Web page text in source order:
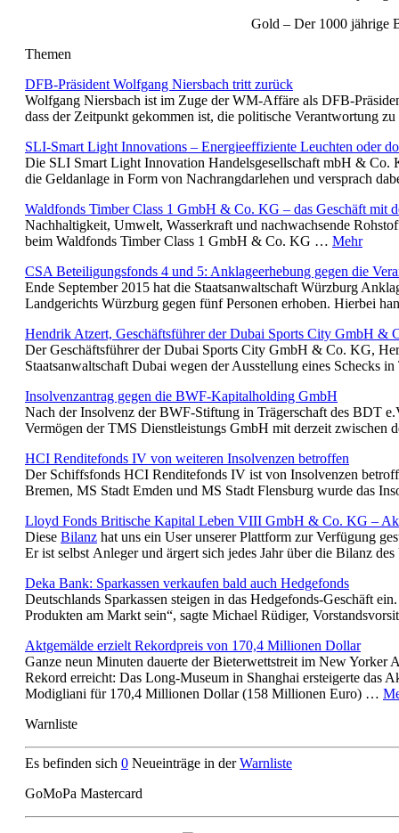
Gold – Der 1000 jährige
Themen
DFB-Präsident Wolfgang Niersbach tritt zurück
Wolfgang Niersbach ist im Zuge der WM-Affäre als DFB-
dass der Zeitpunkt gekommen ist, die politische Verantwortung
SLI-Smart Light Innovations – Energieeffiziente Leuchten oder
Die SLI Smart Light Innovation Handelsgesellschaft mbH & Co.
die Geldanlage in Form von Nachrangdarlehen und versprach
Waldfonds Timber Class 1 GmbH & Co. KG – das Geschäft mit
Nachhaltigkeit, Umwelt, Wasserkraft und nachwachsende
beim Waldfonds Timber Class 1 GmbH & Co. KG … Mehr
CSA Beteiligungsfonds 4 und 5: Anklageerhebung gegen die
Ende September 2015 hat die Staatsanwaltschaft Würzburg
Landgerichts Würzburg gegen fünf Personen erhoben. Hierbei
Hendrik Atzert, Geschäftsführer der Dubai Sports City GmbH &
Der Geschäftsführer der Dubai Sports City GmbH & Co. KG,
Staatsanwaltschaft Dubai wegen der Ausstellung eines Schecks
Insolvenzantrag gegen die BWF-Kapitalholding GmbH
Nach der Insolvenz der BWF-Stiftung in Trägerschaft des BDT
Vermögen der TMS Dienstleistungs GmbH mit derzeit
HCI Renditefonds IV von weiteren Insolvenzen betroffen
Der Schiffsfonds HCI Renditefonds IV ist von Insolvenzen
Bremen, MS Stadt Emden und MS Stadt Flensburg wurde das
Lloyd Fonds Britische Kapital Leben VIII GmbH & Co. KG –
Diese Bilanz hat uns ein User unserer Plattform zur Verfügung
Er ist selbst Anleger und ärgert sich jedes Jahr über die Bilanz
Deka Bank: Sparkassen verkaufen bald auch Hedgefonds
Deutschlands Sparkassen steigen in das Hedgefonds-Geschäft
Produkten am Markt sein“, sagte Michael Rüdiger,
Aktgemälde erzielt Rekordpreis von 170,4 Millionen Dollar
Ganze neun Minuten dauerte der Bieterwettstreit im New Yorker
Rekord erreicht: Das Long-Museum in Shanghai ersteigerte das
Modigliani für 170,4 Millionen Dollar (158 Millionen Euro) …
Warnliste
Es befinden sich 0 Neueinträge in derWarnliste
GoMoPa Mastercard